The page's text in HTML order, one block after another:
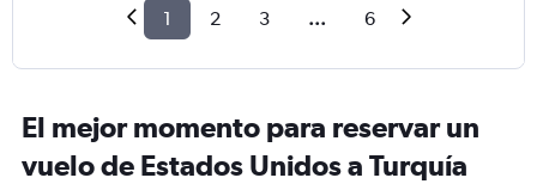
1 2 3 ... 6
El mejor momento para reservar un
vuelo de Estados Unidos a Turquía